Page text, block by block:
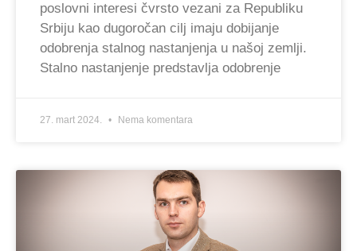
poslovni interesi čvrsto vezani za Republiku
Srbiju kao dugoročan cilj imaju dobijanje
odobrenja stalnog nastanjenja u našoj zemlji.
Stalno nastanjenje predstavlja odobrenje
27. mart 2024. Nema komentara